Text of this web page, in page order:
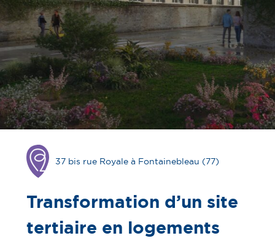
Opération
en
37 bis rue Royale à Fontainebleau (77)
Transformation d’un site
tertiaire en logements